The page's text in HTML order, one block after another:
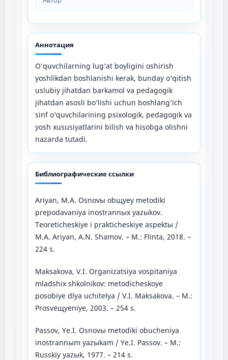
Аннотация
O‘quvchilarning lug‘at boyligini oshirish
yoshlikdan boshlanishi kerak, bunday o‘qitish
uslubiy jihatdan barkamol va pedagogik
jihatdan asosli bo‘lishi uchun boshlang‘ich
sinf o‘quvchilarining psixologik, pedagogik va
yosh xususiyatlarini bilish va hisobga olishni
nazarda tutadi.
Библиографические ссылки
Ariyan, M.A. Osnovы obщyey metodiki
prepodavaniya inostrannыx yazыkov.
Teoreticheskiye i prakticheskiye aspektы /
M.A. Ariyan, A.N. Shamov. – M.: Flinta, 2018. –
224 s.
Maksakova, V.I. Organizatsiya vospitaniya
mladshix shkolnikov: metodicheskoye
posobiye dlya uchitelya / V.I. Maksakova. – M.:
Prosveщyeniye, 2003. – 254 s.
Passov, Ye.I. Osnovы metodiki obucheniya
inostrannыm yazыkam / Ye.I. Passov. – M.:
Russkiy yazыk, 1977. – 214 s.